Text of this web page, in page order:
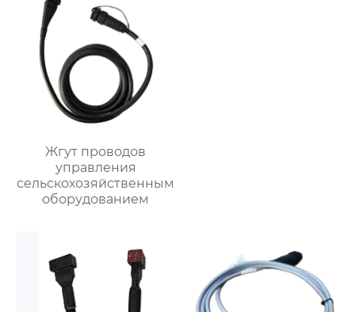
Жгут проводов
управления
сельскохозяйственным
оборудованием